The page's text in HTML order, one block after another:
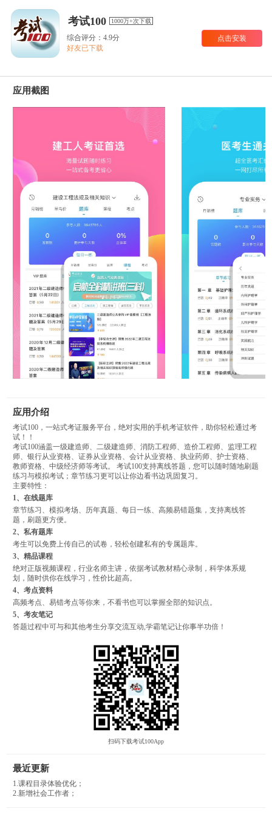
考试100 1000万+次下载
综合评分：4.9分
好友已下载
点击安装
应用截图
应用介绍
考试100，一站式考证服务平台，绝对实用的手机考证软件，助你轻松通过考
试！！
考试100涵盖一级建造师、二级建造师、消防工程师、造价工程师、监理工程
师、银行从业资格、证券从业资格、会计从业资格、执业药师、护士资格、
教师资格、中级经济师等考试。 考试100支持离线答题，您可以随时随地刷题
练习与模拟考试；章节练习更可以让你边看书边巩固复习。
主要特性：
1、在线题库
章节练习、模拟考场、历年真题、每日一练、高频易错题集，支持离线答
题，刷题更方便。
2、私有题库
考生可以免费上传自己的试卷，轻松创建私有的专属题库。
3、精品课程
绝对正版视频课程，行业名师主讲，依据考试教材精心录制，科学体系规
划，随时供你在线学习，性价比超高。
4、考点资料
高频考点、易错考点等你来，不看书也可以掌握全部的知识点。
5、考友笔记
答题过程中可与和其他考生分享交流互动,学霸笔记让你事半功倍！
扫码下载考试100App
最近更新
1.课程目录体验优化；
2.新增社会工作者；